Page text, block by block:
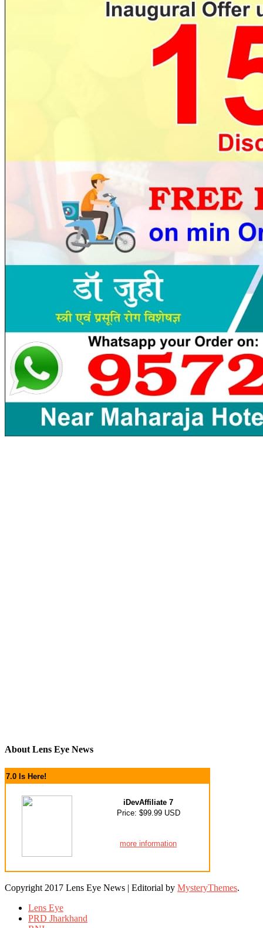
About Lens Eye News
7.0 Is Here!
iDevAffiliate 7
Price: $99.99 USD
more information
Copyright 2017 Lens Eye News | Editorial by MysteryThemes.
Lens Eye
PRD Jharkhand